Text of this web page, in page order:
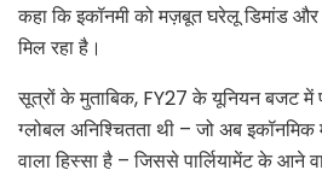
कहा कि इकॉनमी को मज़बूत घरेलू डिमांड और
मिल रहा है।
सूत्रों के मुताबिक, FY27 के यूनियन बजट
ग्लोबल अनिश्चितता थी – जो अब
वाला हिस्सा है – जिससे पार्लियामेंट के आने